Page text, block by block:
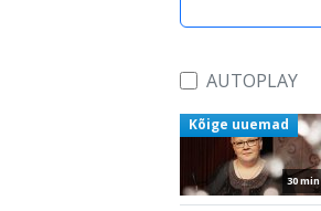
AUTOPLAY
30 min
Kõige uuemad